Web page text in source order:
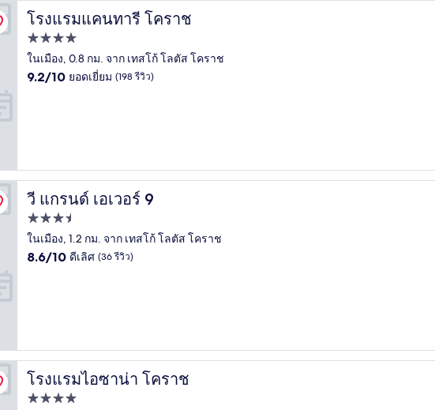
โรงแรมแคนทารี โคราช
โรงแรมแคนทารี โคราช
ที่พัก
4.0
ดาว
ในเมือง, 0.8 กม. จาก เทสโก้ โลตัส โคราช
9.2
9.2/10 ยอดเยี่ยม (198 รีวิว)
วี แกรนด์ เอเวอร์ 9
วี แกรนด์ เอเวอร์ 9
ที่พัก
3.5
ดาว
ในเมือง, 1.2 กม. จาก เทสโก้ โลตัส โคราช
8.6
8.6/10 ดีเลิศ (36 รีวิว)
โรงแรมไอซาน่า โคราช
โรงแรมไอซาน่า โคราช
ที่พัก